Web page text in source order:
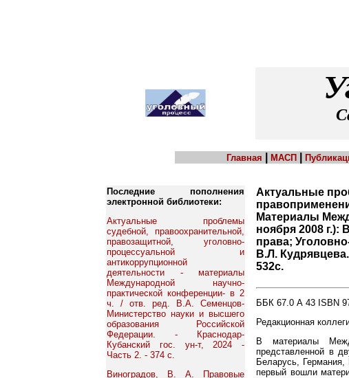
Главная МАСП
Последние пополнения
электронной библиотеки:
Актуальные проблемы
судебной, правоохранительной,
правозащитной, уголовно-
процессуальной и
антикоррупционной
деятельности - материалы
Международной научно-
практической конференции- в 2
ч. / отв. ред. В.А. Семенцов-
Министерство науки и высшего
образования Российской
Федерации. - Краснодар-
Кубанский гос. ун-т, 2024 -
Часть 2. - 374 с.
Виноградов, В. А. Правовые
Актуальные
Материалы
ноября 2008 г.):
права;
В.Л.
532с.
ББК 67.0 А 43 ISBN
Редакционная
В материалы
представленной в
Беларусь,
первый вошли